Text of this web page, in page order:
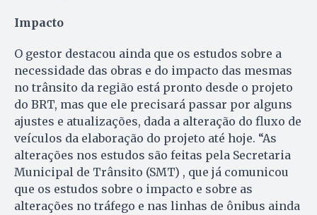
Impacto
O gestor destacou ainda que os estudos sobre a
necessidade das obras e do impacto das mesmas
no trânsito da região está pronto desde o projeto
do BRT, mas que ele precisará passar por alguns
ajustes e atualizações, dada a alteração do fluxo de
veículos da elaboração do projeto até hoje. “As
alterações nos estudos são feitas pela Secretaria
Municipal de Trânsito (SMT) , que já comunicou
que os estudos sobre o impacto e sobre as
alterações no tráfego e nas linhas de ônibus ainda